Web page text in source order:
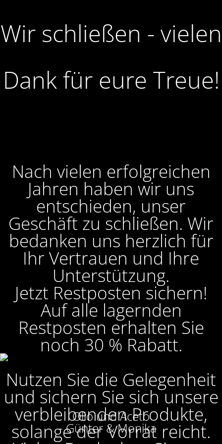
Wir schließen - vielen
Dank für eure Treue!
Nach vielen erfolgreichen
Jahren haben wir uns
entschieden, unser
Geschäft zu schließen. Wir
bedanken uns herzlich für
Ihr Vertrauen und Ihre
Unterstützung.
Jetzt Restposten sichern!
Auf alle lagernden
Restposten erhalten Sie
noch 30 % Rabatt.
Nutzen Sie die Gelegenheit
und sichern Sie sich unsere
verbleibenden Produkte,
solange der Vorrat reicht.
Olio und Aceto
Günter & Monika